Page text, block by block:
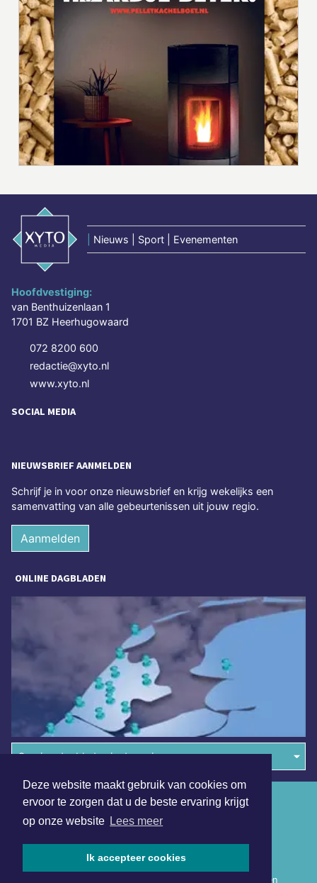
Deze website maakt gebruik van cookies om
ervoor te zorgen dat u de beste ervaring krijgt
op onze website Lees meer
Ik accepteer cookies
Nieuws | Sport | Evenementen
Hoofdvestiging:
van Benthuizenlaan 1
1701 BZ Heerhugowaard
072 8200 600
redactie@xyto.nl
www.xyto.nl
SOCIAL MEDIA
NIEUWSBRIEF AANMELDEN
Schrijf je in voor onze nieuwsbrief en krijg wekelijks een
samenvatting van alle gebeurtenissen uit jouw regio.
Aanmelden
ONLINE DAGBLADEN
Overige dagbladen in de regio
Copyright (c) 2026 | Nieuwsuitwestfriesland.nl - Alle rechten
Algemene voorwaarden
Disclaimer